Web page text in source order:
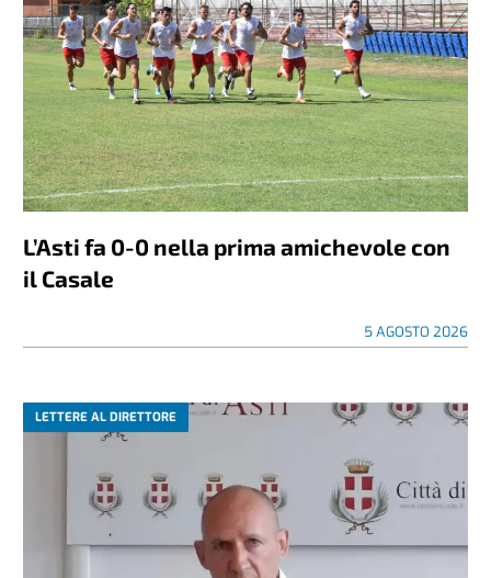
L’Asti fa 0-0 nella prima amichevole con
il Casale
5 AGOSTO 2026
LETTERE AL DIRETTORE